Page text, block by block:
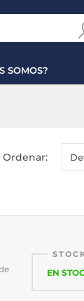
SOMOS?
Ordenar:
EN